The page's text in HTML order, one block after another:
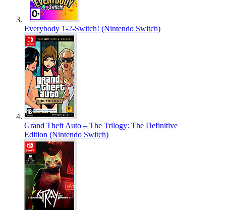
Everybody 1-2-Switch! (Nintendo Switch)
Grand Theft Auto – The Trilogy: The Definitive
Edition (Nintendo Switch)